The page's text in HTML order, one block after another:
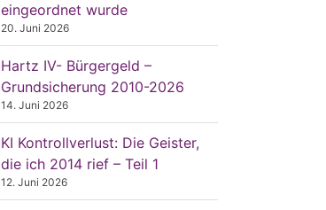
eingeordnet wurde
20. Juni 2026
Hartz IV- Bürgergeld –
Grundsicherung 2010-2026
14. Juni 2026
KI Kontrollverlust: Die Geister,
die ich 2014 rief – Teil 1
12. Juni 2026